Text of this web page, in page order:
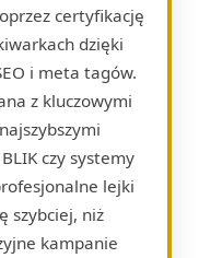
certyfikację
dzięki
i meta tagów.
z kluczowymi
czy systemy
lejki
szybciej, niż
kampanie